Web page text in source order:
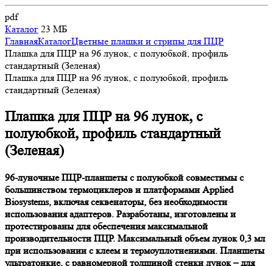
pdf
Каталог 23 МБ
ГлавнаяКаталогЦветные плашки и стрипы для ПЦР
Плашка для ПЦР на 96 лунок, с полуюбкой, профиль
стандартный (Зеленая)
Плашка для ПЦР на 96 лунок, с полуюбкой, профиль
стандартный (Зеленая)
Плашка для ПЦР на 96 лунок, с
полуюбкой, профиль стандартный
(Зеленая)
96-луночные ПЦР-планшеты с полуюбкой совместимы с
большинством термоциклеров и платформами Applied
Biosystems, включая секвенаторы, без необходимости
использования адаптеров. Разработаны, изготовлены и
протестированы для обеспечения максимальной
производительности ПЦР. Максимальный объем лунок 0,3 мл
при использовании с клеем и термоуплотнениями. Планшеты
ультратонкие, с равномерной толщиной стенки лунок – для